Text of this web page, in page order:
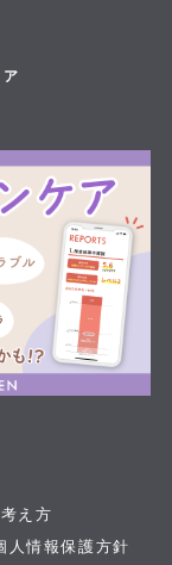
え方
人情報保護方針